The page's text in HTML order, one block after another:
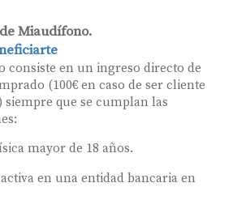
Miaudífono.
consiste en un ingreso directo de
(100€ en caso de ser cliente
que se cumplan las
mayor de 18 años.
en una entidad bancaria en